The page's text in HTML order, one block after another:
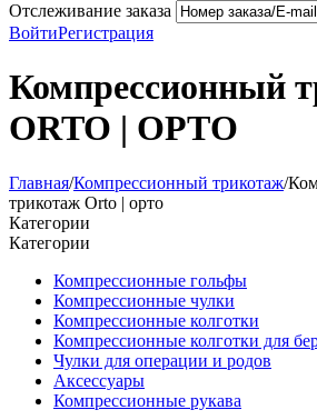
Отслеживание заказа
ВойтиРегистрация
Компрессионный
ORTO | ОРТО
Главная/Компрессионный трикотаж/
трикотаж Orto | орто
Категории
Категории
Компрессионные гольфы
Компрессионные чулки
Компрессионные колготки
Компрессионные колготки для
Чулки для операции и родов
Аксессуары
Компрессионные рукава